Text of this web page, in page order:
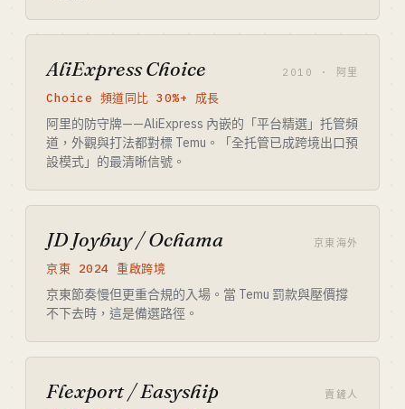
AliExpress Choice 2010 · 阿里
Choice 頻道同比 30%+ 成長
阿里的防守牌——AliExpress 內嵌的「平台精選」托管頻
道，外觀與打法都對標 Temu。「全托管已成跨境出口預
設模式」的最清晰信號。
JD Joybuy / Ochama 京東海外
京東 2024 重啟跨境
京東節奏慢但更重合規的入場。當 Temu 罰款與壓價撐
不下去時，這是備選路徑。
Flexport / Easyship 賣鏟人